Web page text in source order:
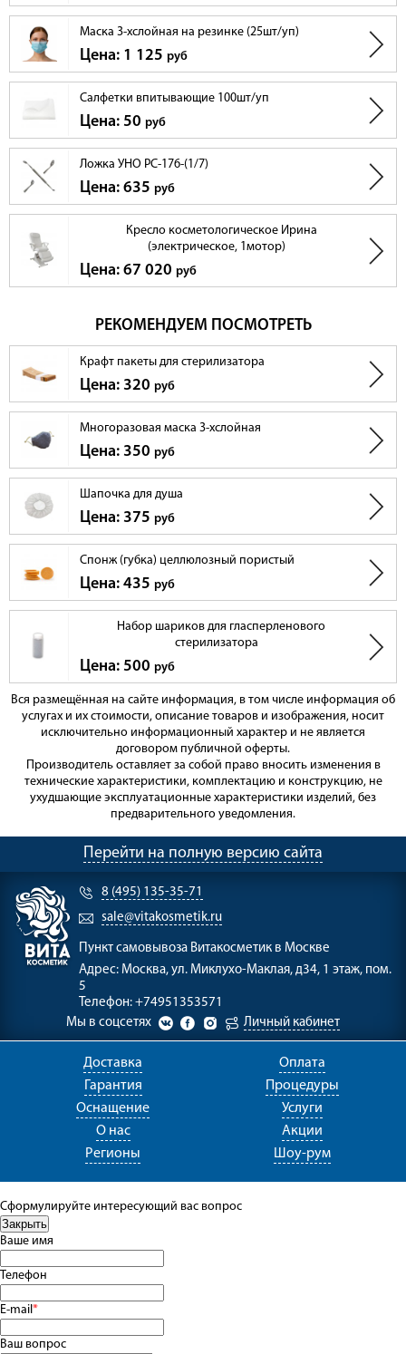
Маска 3-хслойная на резинке (25шт/уп)
Цена: 1 125 руб
Салфетки впитывающие 100шт/уп
Цена: 50 руб
Ложка УНО РС-176-(1/7)
Цена: 635 руб
Кресло косметологическое Ирина
(электрическое, 1мотор)
Цена: 67 020 руб
РЕКОМЕНДУЕМ ПОСМОТРЕТЬ
Крафт пакеты для стерилизатора
Цена: 320 руб
Многоразовая маска 3-хслойная
Цена: 350 руб
Шапочка для душа
Цена: 375 руб
Спонж (губка) целлюлозный пористый
Цена: 435 руб
Набор шариков для гласперленового
стерилизатора
Цена: 500 руб
Вся размещённая на сайте информация, в том числе информация об
услугах и их стоимости, описание товаров и изображения, носит
исключительно информационный характер и не является
договором публичной оферты.
Производитель оставляет за собой право вносить изменения в
технические характеристики, комплектацию и конструкцию, не
ухудшающие эксплуатационные характеристики изделий, без
предварительного уведомления.
Перейти на полную версию сайта
8 (495) 135-35-71
sale@vitakosmetik.ru
Пункт самовывоза Витакосметик в Москве
Адрес: Москва, ул. Миклухо-Маклая, д34, 1 этаж, пом.
5
Телефон: +74951353571
Мы в соцсетях
Личный кабинет
Доставка
Оплата
Гарантия
Процедуры
Оснащение
Услуги
О нас
Акции
Регионы
Шоу-рум
Сформулируйте интересующий вас вопрос
Ваше имя
Телефон
E-mail*
Ваш вопрос